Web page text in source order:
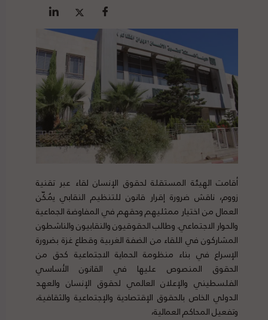
أقامت الهيئة المستقلة لحقوق الإنسان لقاء عبر تقنية
زووم، ناقش ضرورة إقرار قانون للتنظيم النقابي يُمكّن
العمال من اختيار ممثليهم وحقهم في المفاوضة الجماعية
والحوار الاجتماعي. وطالب الحقوقيون والنقابيون والناشطون
المشاركون في اللقاء من الضفة الغربية وقطاع غزة بضرورة
الإسراع في بناء منظومة الحماية الاجتماعية كحق من
الحقوق المنصوص عليها في القانون الأساسي
الفلسطيني والإعلان العالمي لحقوق الإنسان والعهد
الدولي الخاص بالحقوق الإقتصادية والإجتماعية والثقافية،
وتفعيل المحاكم العمالية،